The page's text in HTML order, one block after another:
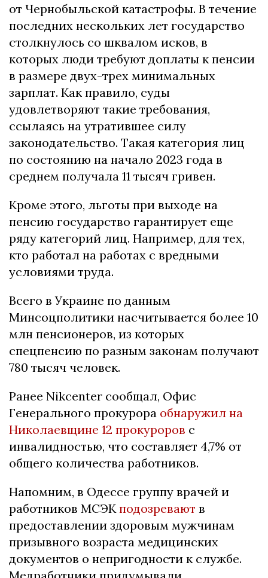
от Чернобыльской катастрофы. В течение
последних нескольких лет государство
столкнулось со шквалом исков, в
которых люди требуют доплаты к пенсии
в размере двух-трех минимальных
зарплат. Как правило, суды
удовлетворяют такие требования,
ссылаясь на утратившее силу
законодательство. Такая категория лиц
по состоянию на начало 2023 года в
среднем получала 11 тысяч гривен.
Кроме этого, льготы при выходе на
пенсию государство гарантирует еще
ряду категорий лиц. Например, для тех,
кто работал на работах с вредными
условиями труда.
Всего в Украине по данным
Минсоцполитики насчитывается более 10
млн пенсионеров, из которых
спецпенсию по разным законам получают
780 тысяч человек.
Ранее Nikcenter сообщал, Офис
Генерального прокурора обнаружил на
Николаевщине 12 прокуроров с
инвалидностью, что составляет 4,7% от
общего количества работников.
Напомним, в Одессе группу врачей и
работников МСЭК подозревают в
предоставлении здоровым мужчинам
призывного возраста медицинских
документов о непригодности к службе.